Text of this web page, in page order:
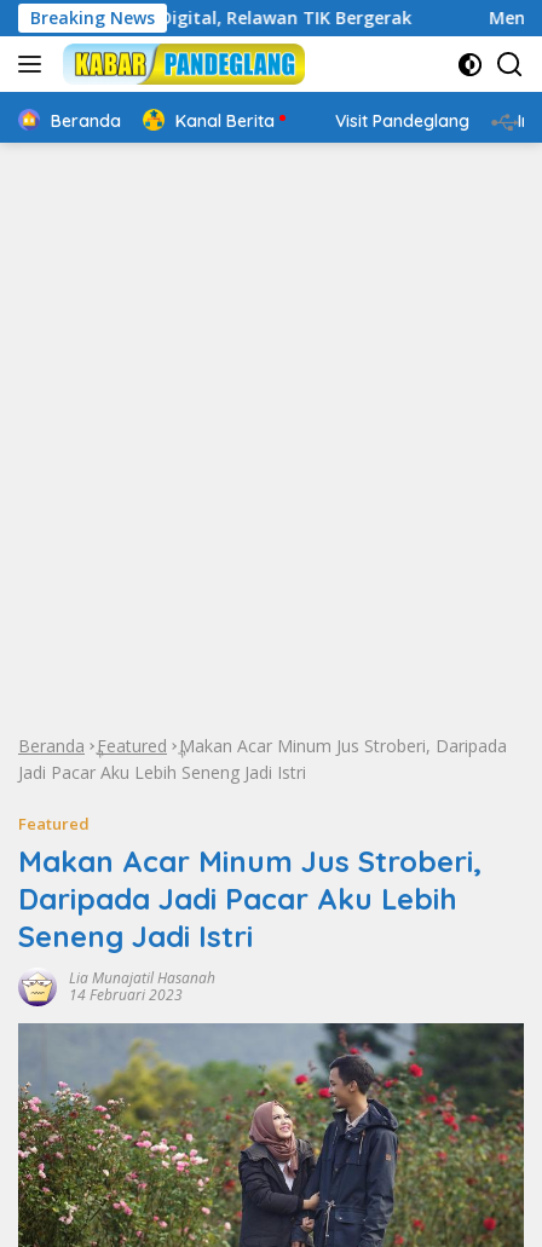
Langsung
ke
konten
Breaking News
Digital, Relawan TIK Bergerak Mengenal
Beranda Kanal Berita Visit Pandeglang
Beranda »Featured »Makan Acar Minum Jus Stroberi, Daripada
Jadi Pacar Aku Lebih Seneng Jadi Istri
Featured
Makan Acar Minum Jus Stroberi,
Daripada Jadi Pacar Aku Lebih
Seneng Jadi Istri
Lia Munajatil Hasanah
14 Februari 2023